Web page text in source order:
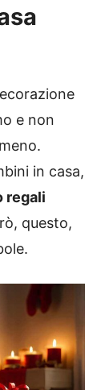
e non
in casa,
regali
questo,